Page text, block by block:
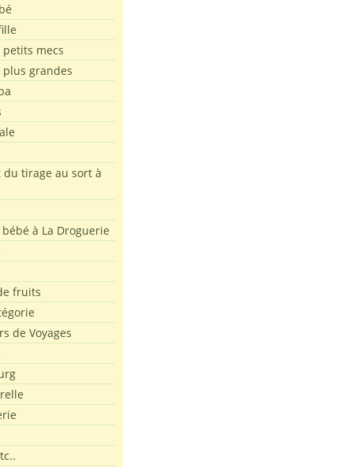
petits mecs
plus grandes
du tirage au sort à
bébé à La Droguerie
fruits
de Voyages